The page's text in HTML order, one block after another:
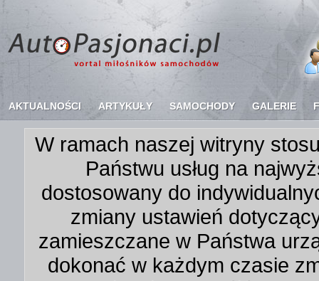
AKTUALNOŚCI ARTYKUŁY SAMOCHODY GALERIE
W ramach naszej witryny
Państwu usług na
dostosowany do
zmiany ustawień
zamieszczane w Państwa
dokonać w każdym czasie